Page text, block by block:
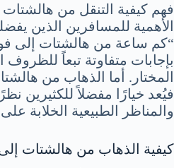
فهم كيفية التنقل من
الأهمية للمسافرين الذين
“كم ساعة من هالشتات إلى
بإجابات متفاوتة تبعاً للظروف
المختار. أما الذهاب من
فيُعد خيارًا مفضلاً للكثيرين
والمناظر الطبيعية الخلابة
كيفية الذهاب من هالشتات